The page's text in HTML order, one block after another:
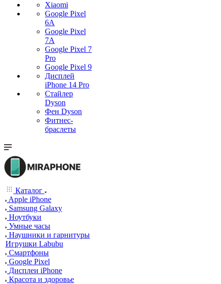
Xiaomi
Google Pixel
6A
Google Pixel
7А
Google Pixel 7
Pro
Google Pixel 9
Дисплей
iPhone 14 Pro
Стайлер
Dyson
Фен Dyson
Фитнес-
браслеты
Каталог
Apple iPhone
Samsung Galaxy
Ноутбуки
Умные часы
Наушники и гарнитуры
Игрушки Labubu
Смартфоны
Google Pixel
Дисплеи iPhone
Красота и здоровье